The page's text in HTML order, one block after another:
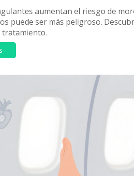
aumentan el riesgo de
puede ser más peligroso.